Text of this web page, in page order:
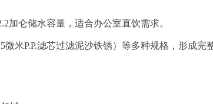
加仑储水容量，适合办公室直饮需求。
米P.P.滤芯过滤泥沙铁锈）等多种规格，形成完